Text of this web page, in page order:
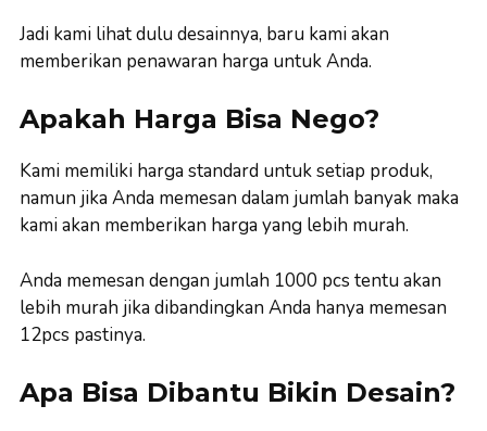
Jadi kami lihat dulu desainnya, baru kami akan
memberikan penawaran harga untuk Anda.
Apakah Harga Bisa Nego?
Kami memiliki harga standard untuk setiap produk,
namun jika Anda memesan dalam jumlah banyak maka
kami akan memberikan harga yang lebih murah.
Anda memesan dengan jumlah 1000 pcs tentu akan
lebih murah jika dibandingkan Anda hanya memesan
12pcs pastinya.
Apa Bisa Dibantu Bikin Desain?